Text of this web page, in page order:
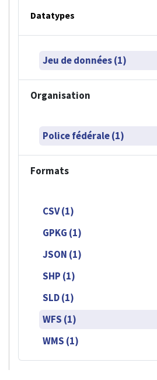
Datatypes
Jeu de données (1)
Organisation
Police fédérale (1)
Formats
CSV (1)
GPKG (1)
JSON (1)
SHP (1)
SLD (1)
WFS (1)
WMS (1)